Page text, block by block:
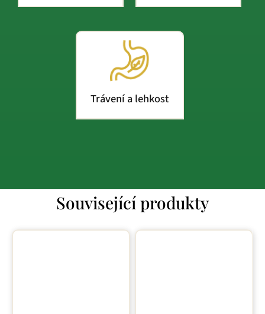
Trávení a lehkost
Související produkty